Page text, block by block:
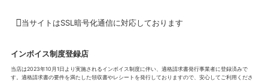
当サイトはSSL暗号化通信に対応しております
インボイス制度登録店
当店は2023年10月1日より実施されるインボイス制度に伴い、適格請求書発行事業者に登録済みで
す。適格請求書の要件を満たした領収書やレシートを発行しておりますので、安心してご利用くださ